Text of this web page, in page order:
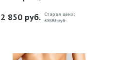
2 850руб. Старая цена:
3800 руб.